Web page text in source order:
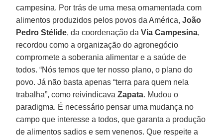
campesina. Por trás de uma mesa ornamentada com
alimentos produzidos pelos povos da América,João
Pedro Stélide, da coordenação daVia Campesina,
recordou como a organização do agronegócio
compromete a soberania alimentar e a saúde de
todos. “Nós temos que ter nosso plano, o plano do
povo. Já não basta apenas “terra para quem nela
trabalha”, como reivindicavaZapata. Mudou o
paradigma. É necessário pensar uma mudança no
campo que interesse a todos, que garanta a produção
de alimentos sadios e sem venenos. Que respeite a